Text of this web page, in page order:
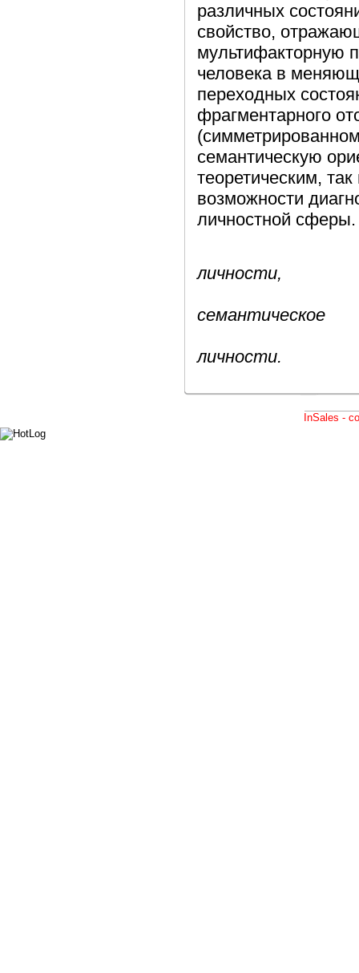
различных
свойство,
мультифакторную
человека в
переходных
фрагментарного
семантическую
теоретическим,
возможности
личностной сферы.
личности,
семантическое
личности.
InSales -